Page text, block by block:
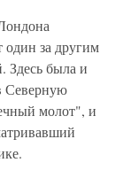
один за другим
Здесь была и
Северную
молот", и